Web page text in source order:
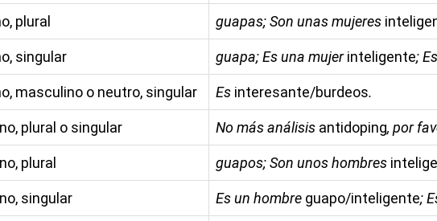
plural guapas; Son unas mujeres
singular guapa; Es una mujerinteligente;
masculino o neutro, singular Es interesante/burdeos.
plural o singular No más análisis antidoping, por
plural guapos; Son unos hombres
singular Es un hombre guapo/inteligente;